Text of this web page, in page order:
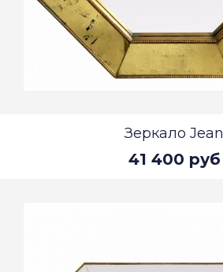
Зеркало Jean
41 400 руб